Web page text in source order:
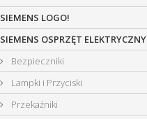
SIEMENS LOGO!
SIEMENS OSPRZĘT ELEKTRYCZNY
Bezpieczniki
Lampki i Przyciski
Przekaźniki